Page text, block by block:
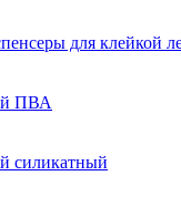
для клейкой
ПВА
силикатный